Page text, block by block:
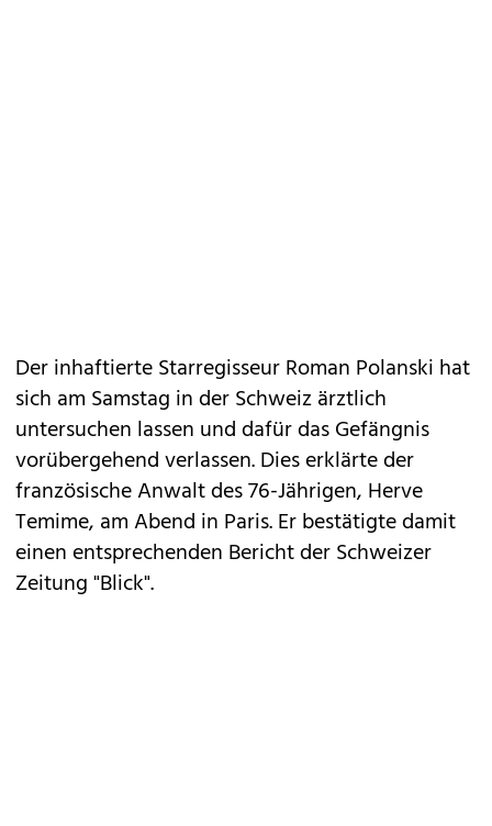
Der inhaftierte StarregisseurRoman Polanski hat
sich am Samstag in der Schweiz ärztlich
untersuchen lassen und dafür das Gefängnis
vorübergehend verlassen. Dies erklärte der
französische Anwalt des 76-Jährigen, Herve
Temime, am Abend in Paris. Er bestätigte damit
einen entsprechenden Bericht der Schweizer
Zeitung "Blick".